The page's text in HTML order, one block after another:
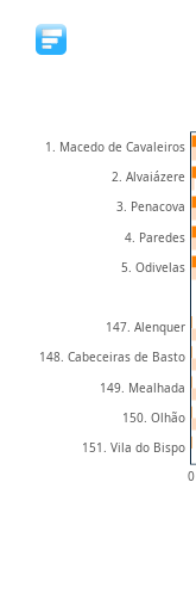
0
1. Macedo de Cavaleiros
2. Alvaiázere
3. Penacova
4. Paredes
5. Odivelas
147. Alenquer
148. Cabeceiras de Basto
149. Mealhada
150. Olhão
151. Vila do Bispo